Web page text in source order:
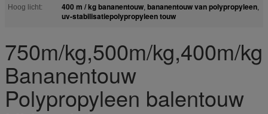
Hoog licht: 400 m / kg bananentouw, bananentouw van polypropyleen,
uv-stabilisatiepolypropyleen touw
750m/kg,500m/kg,400m/kg
Bananentouw
Polypropyleen balentouw